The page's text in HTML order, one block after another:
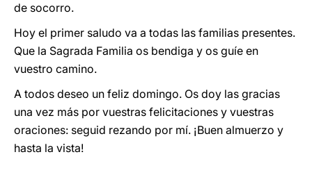
de socorro.
Hoy el primer saludo va a todas las familias presentes.
Que la Sagrada Familia os bendiga y os guíe en
vuestro camino.
A todos deseo un feliz domingo. Os doy las gracias
una vez más por vuestras felicitaciones y vuestras
oraciones: seguid rezando por mí. ¡Buen almuerzo y
hasta la vista!